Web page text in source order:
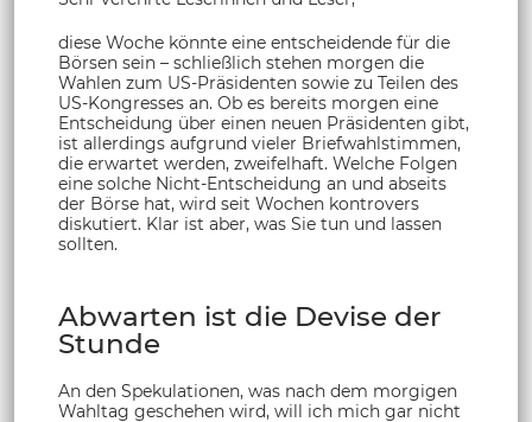
diese Woche könnte eine entscheidende für die
Börsen sein – schließlich stehen morgen die
Wahlen zum US-Präsidenten sowie zu Teilen des
US-Kongresses an. Ob es bereits morgen eine
Entscheidung über einen neuen Präsidenten gibt,
ist allerdings aufgrund vieler Briefwahlstimmen,
die erwartet werden, zweifelhaft. Welche Folgen
eine solche Nicht-Entscheidung an und abseits
der Börse hat, wird seit Wochen kontrovers
diskutiert. Klar ist aber, was Sie tun und lassen
sollten.
Abwarten ist die Devise der
Stunde
An den Spekulationen, was nach dem morgigen
Wahltag geschehen wird, will ich mich gar nicht